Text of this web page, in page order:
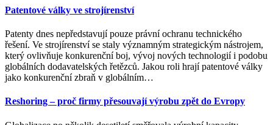
Patentové války ve strojírenství
Patenty dnes nepředstavují pouze právní ochranu technického
řešení. Ve strojírenství se staly významným strategickým nástrojem,
který ovlivňuje konkurenční boj, vývoj nových technologií i podobu
globálních dodavatelských řetězců. Jakou roli hrají patentové války
jako konkurenční zbraň v globálním…
Reshoring – proč firmy přesouvají výrobu zpět do Evropy